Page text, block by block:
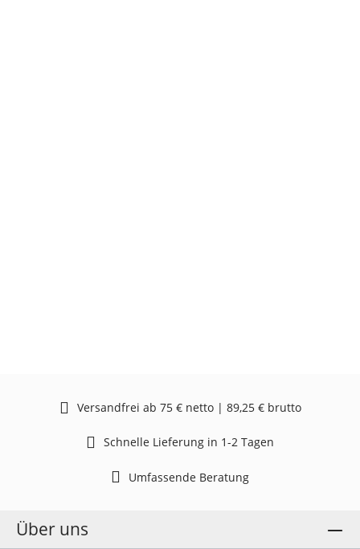
Versandfrei ab 75 € netto | 89,25 € brutto
Schnelle Lieferung in 1-2 Tagen
Umfassende Beratung
Über uns